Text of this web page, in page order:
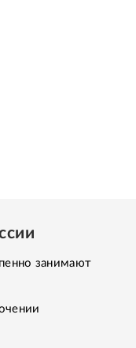
занимают